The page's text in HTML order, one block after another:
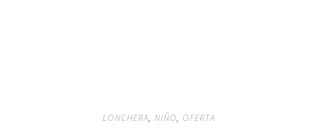
LONCHERA, NIÑO, OFERTA